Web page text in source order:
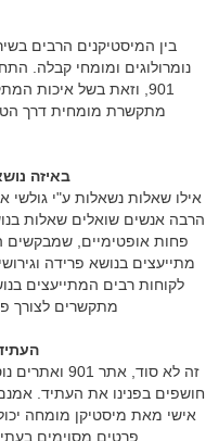
בין המיסטיקנים הרבים
נומרולוגים ומומחי קבלה.
901, וזאת בשל איכות
מתקשרת מומחית דרך
באיזה
הרבה אנשים שואלים שאלות
פחות אופטימיים, שמבקשים
מתייעצים בנושא פרידה
לקוחות רבים המתייעצים
מתקשרים לצורך
זה לא סוד,
אישי מאת מיסטיקן מומחה
פרטים מסוימים